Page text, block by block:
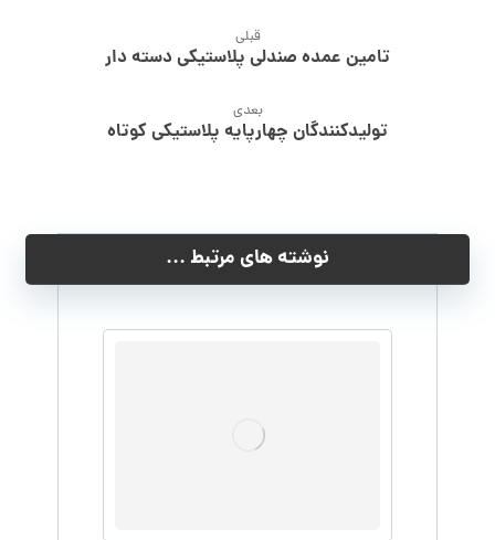
قبلی
تامین عمده صندلی پلاستیکی دسته دار
بعدی
تولیدکنندگان چهارپایه پلاستیکی کوتاه
نوشته های مرتبط ...